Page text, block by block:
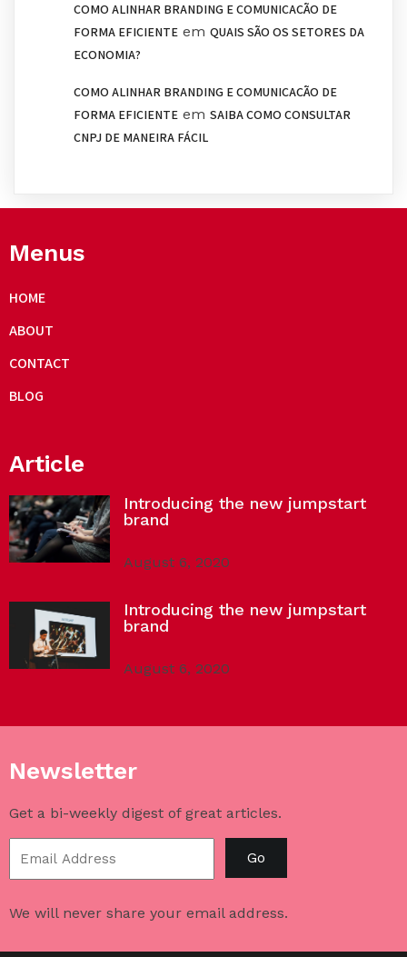
COMO ALINHAR BRANDING E COMUNICAÇÃO DE
FORMA EFICIENTE em QUAIS SÃO OS SETORES DA
ECONOMIA?
COMO ALINHAR BRANDING E COMUNICAÇÃO DE
FORMA EFICIENTE em SAIBA COMO CONSULTAR
CNPJ DE MANEIRA FÁCIL
Menus
HOME
ABOUT
CONTACT
BLOG
Article
Introducing the new jumpstart
brand
August 6, 2020
Introducing the new jumpstart
brand
August 6, 2020
Newsletter
Get a bi-weekly digest of great articles.
Go
We will never share your email address.